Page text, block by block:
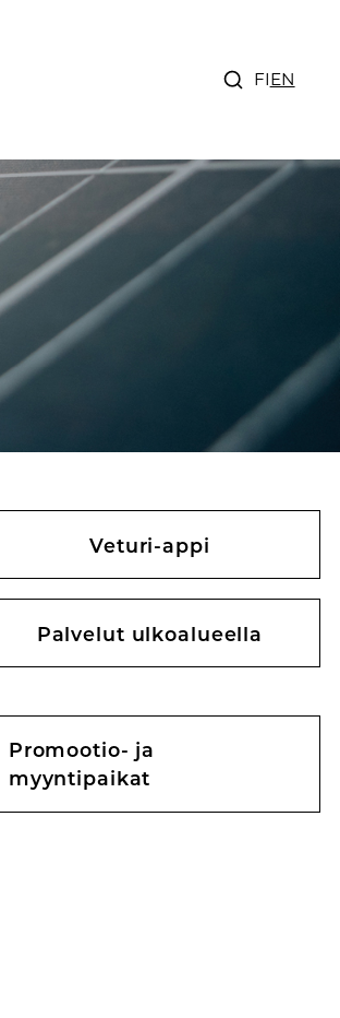
FIEN
Veturi-appi
Palvelut ulkoalueella
Promootio- ja
myyntipaikat